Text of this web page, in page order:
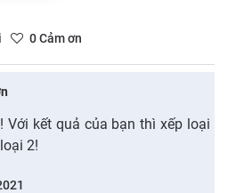
0Cảm ơn
Với kết quả của bạn thì xếp loại
2!